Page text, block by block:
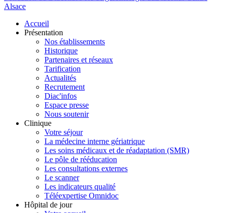
Alsace
Accueil
Présentation
Nos établissements
Historique
Partenaires et réseaux
Tarification
Actualités
Recrutement
Diac'infos
Espace presse
Nous soutenir
Clinique
Votre séjour
La médecine interne gériatrique
Les soins médicaux et de réadaptation (SMR)
Le pôle de rééducation
Les consultations externes
Le scanner
Les indicateurs qualité
Téléexpertise Omnidoc
Hôpital de jour